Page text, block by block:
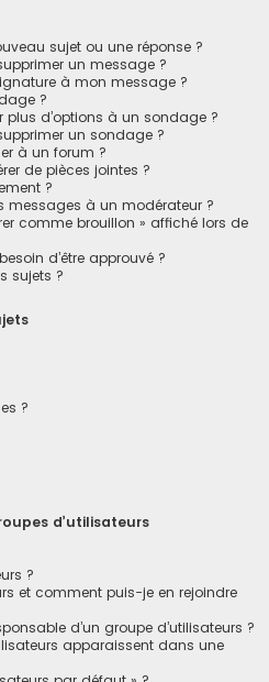
sujet ou une réponse ?
un message ?
à mon message ?
?
d’options à un sondage ?
un sondage ?
à un forum ?
de pièces jointes ?
?
messages à un modérateur ?
comme brouillon » affiché lors de
d’être approuvé ?
sujets ?
?
d’utilisateurs
?
et comment puis-je en rejoindre
d’un groupe d’utilisateurs ?
apparaissent dans une